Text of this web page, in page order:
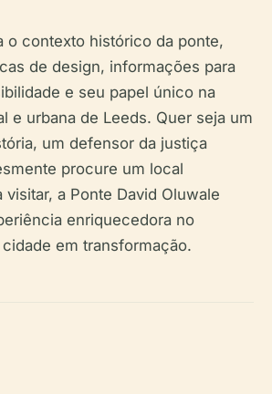
o contexto histórico da ponte,
de design, informações para
e seu papel único na
e urbana de Leeds. Quer seja um
um defensor da justiça
procure um local
a Ponte David Oluwale
enriquecedora no
em transformação.